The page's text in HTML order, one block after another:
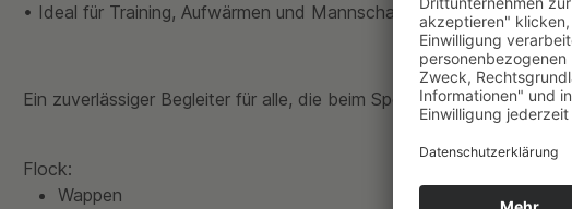
• Ideal für Training, Aufwärmen und Mannschaftssport
Ein zuverlässiger Begleiter für alle, die beim Sport auf Qualität setzen.
Flock:
Wappen